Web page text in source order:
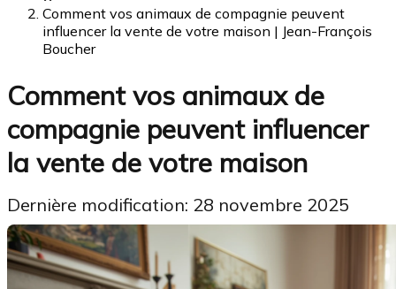
Comment vos animaux de compagnie peuvent
influencer la vente de votre maison | Jean-François
Boucher
Comment vos animaux de
compagnie peuvent influencer
la vente de votre maison
Dernière modification: 28 novembre 2025